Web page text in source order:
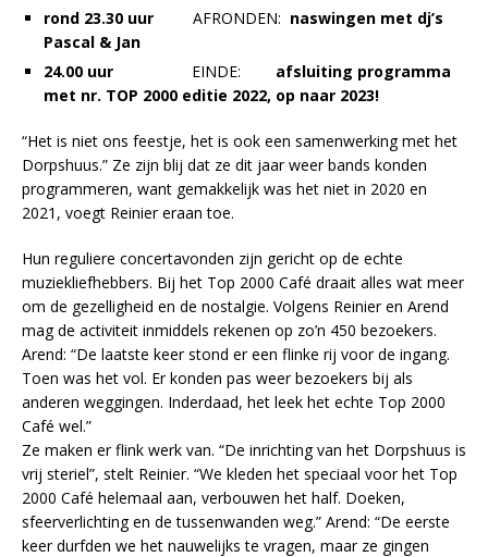
rond 23.30 uur AFRONDEN: naswingen met dj’s
Pascal & Jan
24.00 uur
EINDE: afsluiting programma
met nr. TOP 2000 editie 2022, op naar 2023!
“Het is niet ons feestje, het is ook een samenwerking met het
Dorpshuus.” Ze zijn blij dat ze dit jaar weer bands konden
programmeren, want gemakkelijk was het niet in 2020 en
2021, voegt Reinier eraan toe.
Hun reguliere concertavonden zijn gericht op de echte
muziekliefhebbers. Bij het Top 2000 Café draait alles wat meer
om de gezelligheid en de nostalgie. Volgens Reinier en Arend
mag de activiteit inmiddels rekenen op zo’n 450 bezoekers.
Arend: “De laatste keer stond er een flinke rij voor de ingang.
Toen was het vol. Er konden pas weer bezoekers bij als
anderen weggingen. Inderdaad, het leek het echte Top 2000
Café wel.”
Ze maken er flink werk van. “De inrichting van het Dorpshuus is
vrij steriel”, stelt Reinier. “We kleden het speciaal voor het Top
2000 Café helemaal aan, verbouwen het half. Doeken,
sfeerverlichting en de tussenwanden weg.” Arend: “De eerste
keer durfden we het nauwelijks te vragen, maar ze gingen